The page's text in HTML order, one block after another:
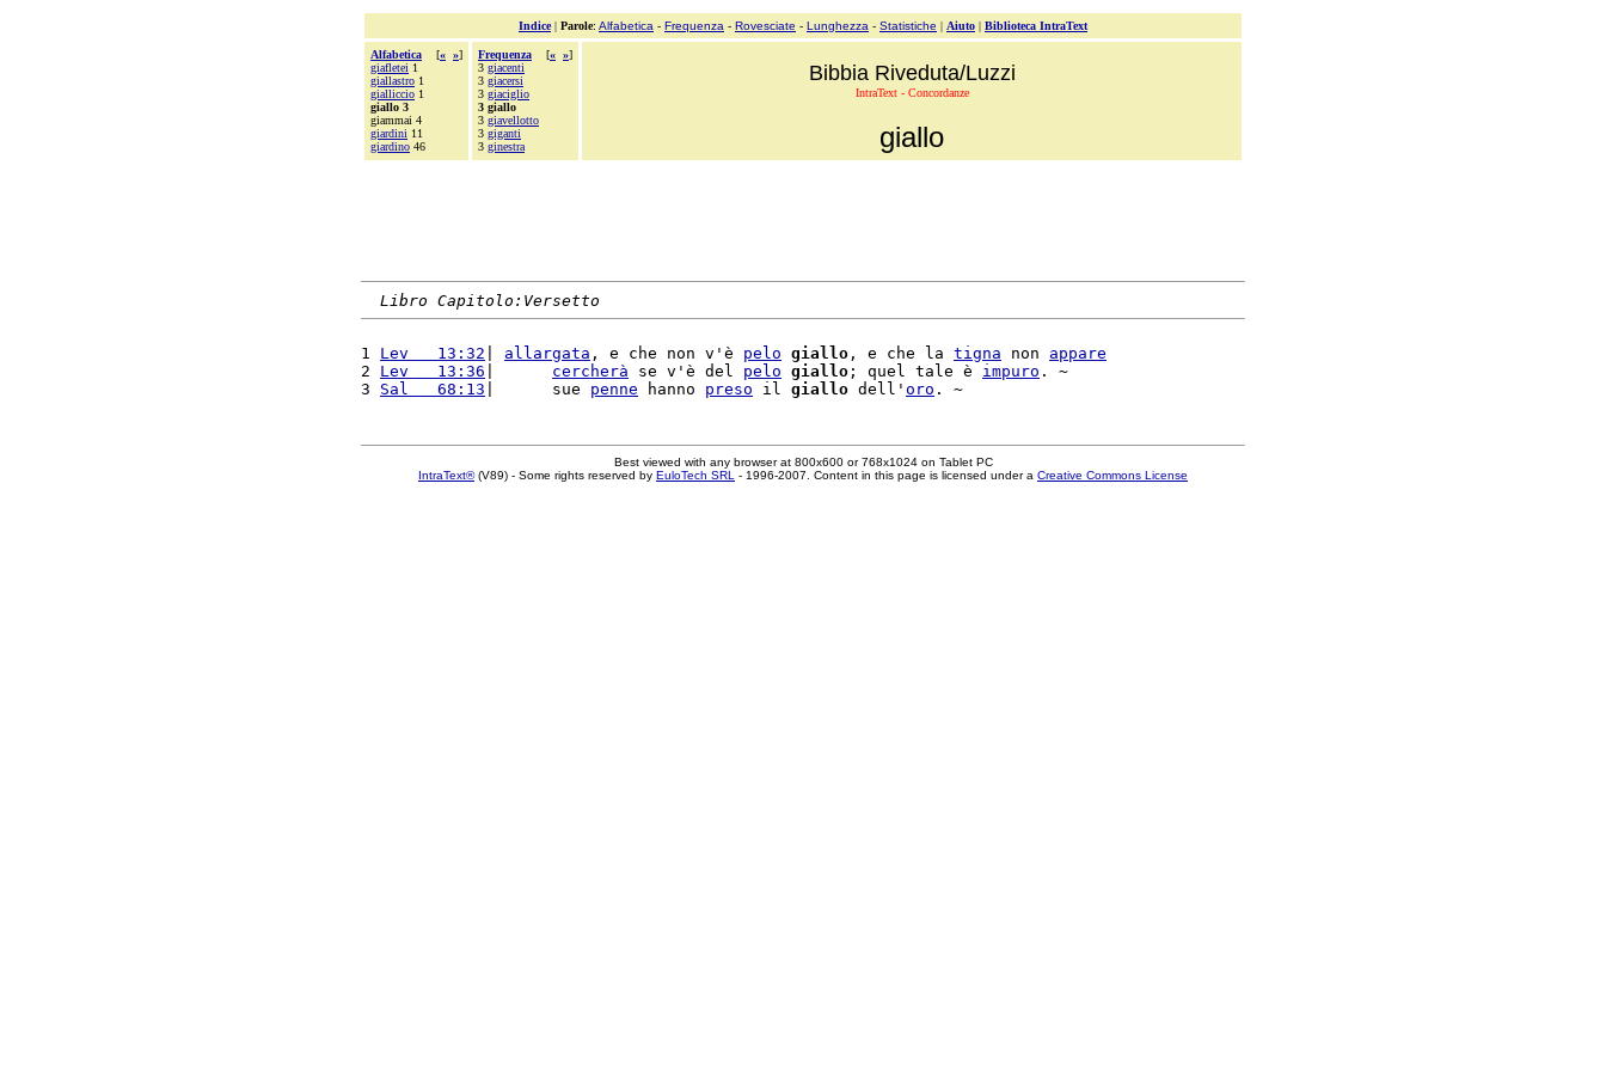
Indice| Parole: Alfabetica - Frequenza - Rovesciate - Lunghezza - Statistiche | Aiuto | Biblioteca IntraText
Alfabetica [« »]
giafletei 1
giallastro 1
gialliccio 1
giallo 3
giammai 4
giardini 11
giardino 46
Frequenza [« »]
3 giacenti
3 giacersi
3 giaciglio
3 giallo
3 giavellotto
3 giganti
3 ginestra
Bibbia Riveduta/Luzzi
IntraText - Concordanze
giallo
Libro Capitolo:Versetto
1 Lev   13:32 allargata , e che non v'è pelo giallo , e che la tigna non appare
2 Lev   13:36 cercherà se v'è del pelo giallo ; quel tale è impuro . ~
3 Sal   68:13 |      sue penne hanno preso il giallo dell' oro
Best viewed with any browser at 800x600 or 768x1024 on Tablet PC
IntraText®(V89) - Some rights reserved by EuloTech SRL - 1996-2007. Content in this page is licensed under a Creative Commons License